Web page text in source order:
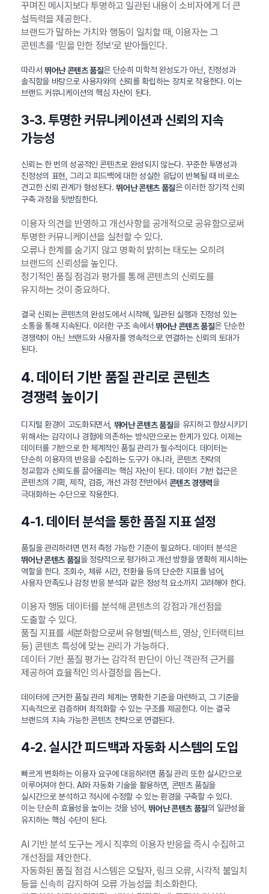
꾸며진 메시지보다 투명하고 일관된 내용이 소비자에게 더 큰
설득력을 제공한다.
브랜드가 말하는 가치와 행동이 일치할 때, 이용자는 그
콘텐츠를 ‘믿을 만한 정보’로 받아들인다.
따라서 뛰어난 콘텐츠 품질은 단순히 미학적 완성도가 아닌, 진정성과
솔직함을 바탕으로 사용자와의 신뢰를 확립하는 장치로 작용한다. 이는
브랜드 커뮤니케이션의 핵심 자산이 된다.
3-3. 투명한 커뮤니케이션과 신뢰의 지속
가능성
신뢰는 한 번의 성공적인 콘텐츠로 완성되지 않는다. 꾸준한 투명성과
진정성의 표현, 그리고 피드백에 대한 성실한 응답이 반복될 때 비로소
견고한 신뢰 관계가 형성된다.뛰어난 콘텐츠 품질은 이러한 장기적 신뢰
구축 과정을 뒷받침한다.
이용자 의견을 반영하고 개선사항을 공개적으로 공유함으로써
투명한 커뮤니케이션을 실천할 수 있다.
오류나 한계를 숨기지 않고 명확히 밝히는 태도는 오히려
브랜드의 신뢰성을 높인다.
정기적인 품질 점검과 평가를 통해 콘텐츠의 신뢰도를
유지하는 것이 중요하다.
결국 신뢰는 콘텐츠의 완성도에서 시작해, 일관된 실행과 진정성 있는
소통을 통해 지속된다. 이러한 구조 속에서 뛰어난 콘텐츠 품질은 단순한
경쟁력이 아닌 브랜드와 사용자를 영속적으로 연결하는 신뢰의 토대가
된다.
4. 데이터 기반 품질 관리로 콘텐츠
경쟁력 높이기
디지털 환경이 고도화되면서, 뛰어난 콘텐츠 품질을 유지하고 향상시키기
위해서는 감각이나 경험에 의존하는 방식만으로는 한계가 있다. 이제는
데이터를 기반으로 한 체계적인 품질 관리가 필수적이다. 데이터는
단순히 이용자의 반응을 수집하는 도구가 아니라, 콘텐츠 전략의
정교함과 신뢰도를 끌어올리는 핵심 자산이 된다. 데이터 기반 접근은
콘텐츠의 기획, 제작, 검증, 개선 과정 전반에서 콘텐츠 경쟁력을
극대화하는 수단으로 작용한다.
4-1. 데이터 분석을 통한 품질 지표 설정
품질을 관리하려면 먼저 측정 가능한 기준이 필요하다. 데이터 분석은
뛰어난 콘텐츠 품질을 정량적으로 평가하고 개선 방향을 명확히 제시하는
역할을 한다. 조회수, 체류 시간, 전환율 등의 단순한 지표를 넘어,
사용자 만족도나 감정 반응 분석과 같은 정성적 요소까지 고려해야 한다.
이용자 행동 데이터를 분석해 콘텐츠의 강점과 개선점을
도출할 수 있다.
품질 지표를 세분화함으로써 유형별(텍스트, 영상, 인터랙티브
등) 콘텐츠 특성에 맞는 관리가 가능하다.
데이터 기반 품질 평가는 감각적 판단이 아닌 객관적 근거를
제공하여 효율적인 의사결정을 돕는다.
데이터에 근거한 품질 관리 체계는 명확한 기준을 마련하고, 그 기준을
지속적으로 검증하며 최적화할 수 있는 구조를 제공한다. 이는 결국
브랜드의 지속 가능한 콘텐츠 전략으로 연결된다.
4-2. 실시간 피드백과 자동화 시스템의 도입
빠르게 변화하는 이용자 요구에 대응하려면 품질 관리 또한 실시간으로
이루어져야 한다. AI와 자동화 기술을 활용하면, 콘텐츠 품질을
실시간으로 분석하고 적시에 수정할 수 있는 환경을 구축할 수 있다.
이는 단순히 효율성을 높이는 것을 넘어,뛰어난 콘텐츠 품질의 일관성을
유지하는 핵심 수단이 된다.
AI 기반 분석 도구는 게시 직후의 이용자 반응을 즉시 수집하고
개선점을 제안한다.
자동화된 품질 점검 시스템은 오탈자, 링크 오류, 시각적 불일치
등을 신속히 감지하여 오류 가능성을 최소화한다.